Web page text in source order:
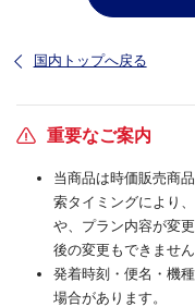
国内トップへ戻る
重要なご案内
当商品は時価販売商
索タイミングにより
や、プラン内容が変
後の変更もできません
発着時刻・便名・機
場合があります。